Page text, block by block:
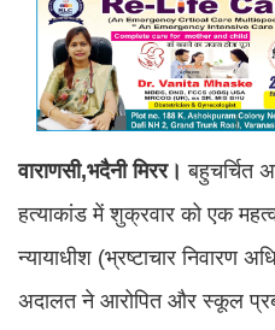
वाराणसी,भदैनी मिरर।बहुचर्चित
हत्याकांड में शुक्रवार को एक
न्यायाधीश (भ्रष्टाचार निवारण
अदालत ने आरोपित और स्कूल